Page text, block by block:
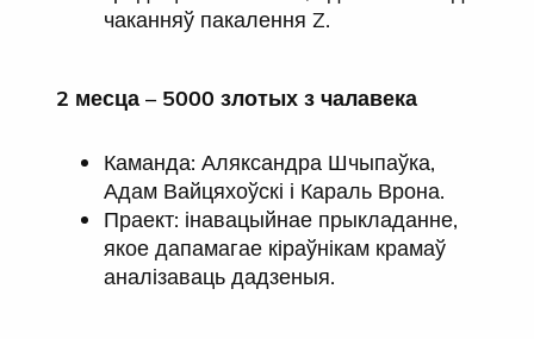
чаканняў пакалення Z.
2 месца – 5000 злотых з чалавека
Каманда: Аляксандра Шчыпаўка,
Адам Вайцяхоўскі і Караль Врона.
Праект: інавацыйнае прыкладанне,
якое дапамагае кіраўнікам крамаў
аналізаваць дадзеныя.